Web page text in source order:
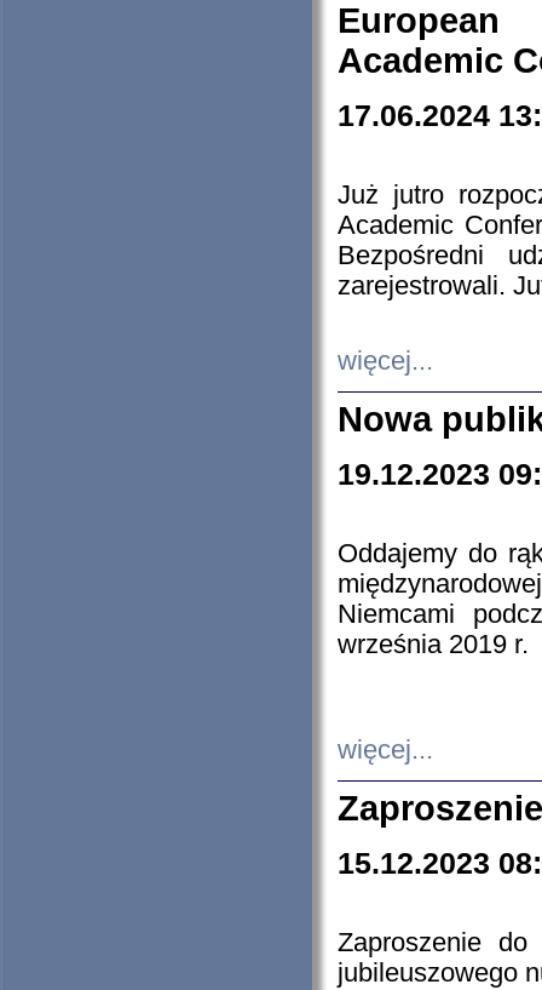
European
Academic
17.06.2024
Już jutro
Academic
Bezpośredni
zarejestrowali.
więcej...
Nowa
19.12.2023
Oddajemy do
Niemcami
września 2019 r.
więcej...
15.12.2023
Zaproszenie do
jubileuszowego